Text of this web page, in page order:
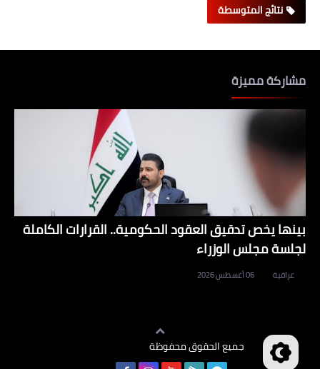
نتائج المتوسطة
مشاركة مميزة
بينها يخص تدقيق العقود الحكومية.. القرارات الكاملة
لجلسة مجلس الوزراء
عراقية 06 أغسطس 2026
جميع الحقوق محفوظة